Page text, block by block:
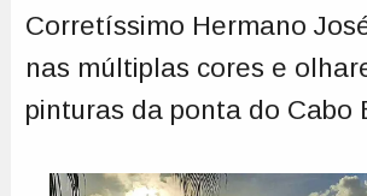
Corretíssimo Hermano
nas múltiplas cores e
pinturas da ponta do Cabo